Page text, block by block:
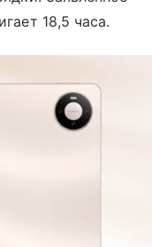
18,5 часа.